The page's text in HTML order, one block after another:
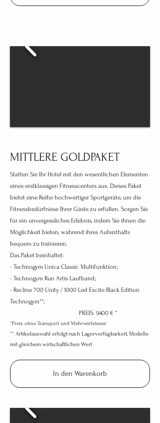
MITTLERE GOLDPAKET
Statten Sie Ihr Hotel mit den wesentlichen Elementen
eines erstklassigen Fitnesscenters aus. Dieses Paket
bietet eine Reihe hochwertiger Sportgeräte, um die
Fitnessbedürfnisse Ihrer Gäste zu erfüllen. Sorgen Sie
für ein unvergessliches Erlebnis, indem Sie ihnen die
Möglichkeit bieten, während ihres Aufenthalts
bequem zu trainieren.
Das Paket beinhaltet:
- Technogym Unica Classic Multifunktion;
- Technogym Run Artis Laufband;
- Recline 700 Unity / 1000 Led Excite Black Edition
Technogym**;
PREIS: 9400 € *
*Preis ohne Transport und Mehrwertsteuer
** Artikelauswahl erfolgt nach Lagerverfügbarkeit, Modelle
mit gleichem wirtschaftlichen Wert
In den Warenkorb